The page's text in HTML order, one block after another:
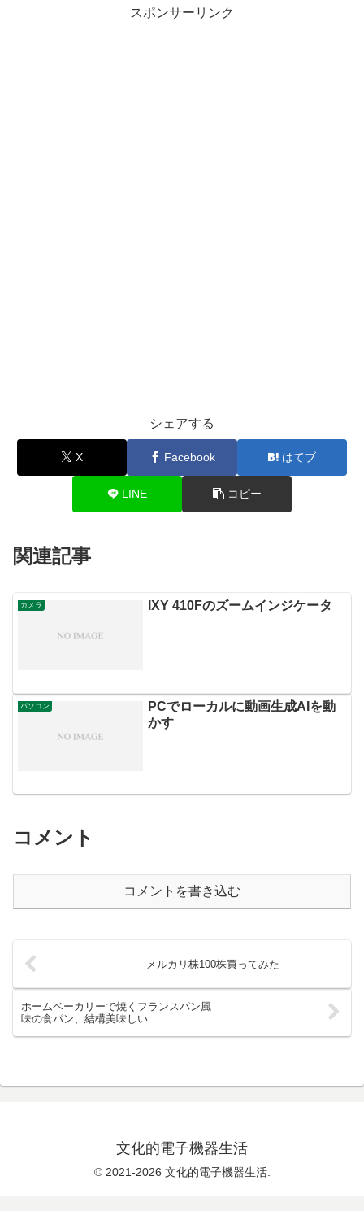
スポンサーリンク
シェアする
X Facebook はてブ
LINE コピー
関連記事
カメラ IXY 410Fのズームインジケータ
パソコン
PCでローカルに動画生成AIを動
かす
コメント
コメントを書き込む
メルカリ株100株買ってみた
ホームベーカリーで焼くフランスパン風
味の食パン、結構美味しい
文化的電子機器生活
© 2021-2026 文化的電子機器生活.